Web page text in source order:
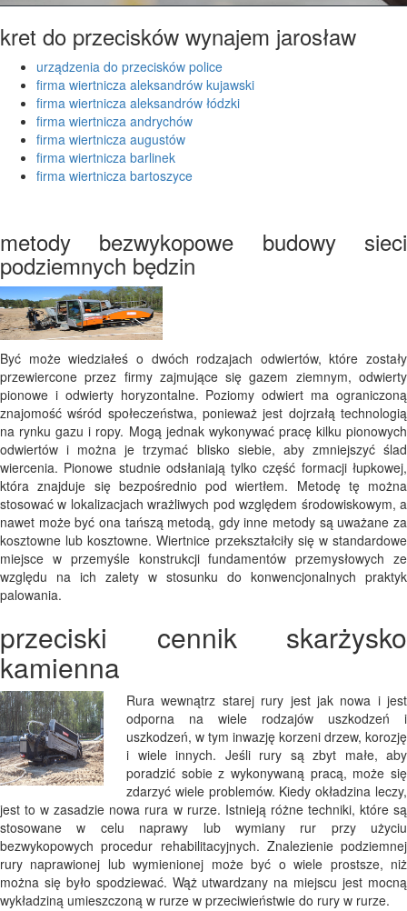
kret do przecisków wynajem jarosław
urządzenia do przecisków police
firma wiertnicza aleksandrów kujawski
firma wiertnicza aleksandrów łódzki
firma wiertnicza andrychów
firma wiertnicza augustów
firma wiertnicza barlinek
firma wiertnicza bartoszyce
metody bezwykopowe budowy sieci
podziemnych będzin
Być może wiedziałeś o dwóch rodzajach odwiertów, które zostały
przewiercone przez firmy zajmujące się gazem ziemnym, odwierty
pionowe i odwierty horyzontalne. Poziomy odwiert ma ograniczoną
znajomość wśród społeczeństwa, ponieważ jest dojrzałą technologią
na rynku gazu i ropy. Mogą jednak wykonywać pracę kilku pionowych
odwiertów i można je trzymać blisko siebie, aby zmniejszyć ślad
wiercenia. Pionowe studnie odsłaniają tylko część formacji łupkowej,
która znajduje się bezpośrednio pod wiertłem. Metodę tę można
stosować w lokalizacjach wrażliwych pod względem środowiskowym, a
nawet może być ona tańszą metodą, gdy inne metody są uważane za
kosztowne lub kosztowne. Wiertnice przekształciły się w standardowe
miejsce w przemyśle konstrukcji fundamentów przemysłowych ze
względu na ich zalety w stosunku do konwencjonalnych praktyk
palowania.
przeciski cennik skarżysko
kamienna
Rura wewnątrz starej rury jest jak nowa i jest
odporna na wiele rodzajów uszkodzeń i
uszkodzeń, w tym inwazję korzeni drzew, korozję
i wiele innych. Jeśli rury są zbyt małe, aby
poradzić sobie z wykonywaną pracą, może się
zdarzyć wiele problemów. Kiedy okładzina leczy,
jest to w zasadzie nowa rura w rurze. Istnieją różne techniki, które są
stosowane w celu naprawy lub wymiany rur przy użyciu
bezwykopowych procedur rehabilitacyjnych. Znalezienie podziemnej
rury naprawionej lub wymienionej może być o wiele prostsze, niż
można się było spodziewać. Wąż utwardzany na miejscu jest mocną
wykładziną umieszczoną w rurze w przeciwieństwie do rury w rurze.